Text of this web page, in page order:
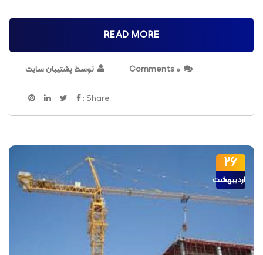
READ MORE
0 Comments توسط پشتیبان سایت
Share :
26
اردیبهشت